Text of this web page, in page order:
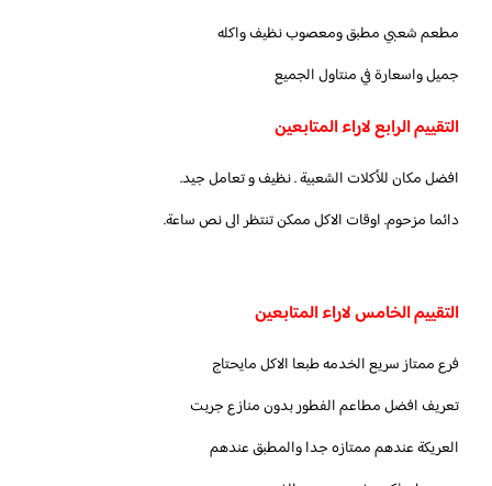
مطعم شعبي مطبق ومعصوب نظيف واكله
جميل واسعارة في منتاول الجميع
التقييم الرابع لاراء المتابعين
افضل مكان للأكلات الشعبية . نظيف و تعامل جيد.
دائما مزحوم. اوقات الاكل ممكن تنتظر الى نص ساعة.
التقييم الخامس لاراء المتابعين
فرع ممتاز سريع الخدمه طبعا الاكل مايحتاج
تعريف افضل مطاعم الفطور بدون منازع جربت
العريكة عندهم ممتازه جدا والمطبق عندهم